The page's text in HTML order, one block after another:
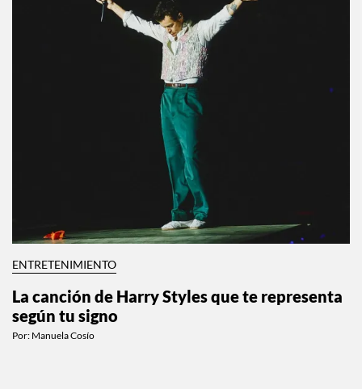
ENTRETENIMIENTO
La canción de Harry Styles que te representa
según tu signo
Por: Manuela Cosío